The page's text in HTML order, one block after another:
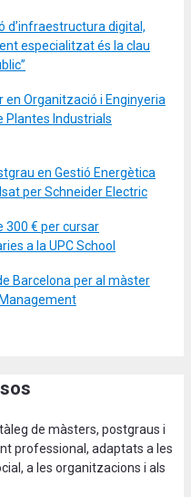
d’infraestructura digital,
especialitzat és la clau
en Organització i Enginyeria
Plantes Industrials
en Gestió Energètica
per Schneider Electric
300 € per cursar
a la UPC School
Barcelona per al màster
de màsters, postgraus i
professional, adaptats a les
a les organitzacions i als